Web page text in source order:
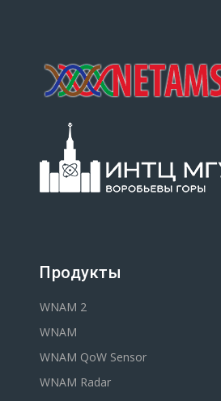
Продукты
WNAM 2
WNAM
WNAM QoW Sensor
WNAM Radar